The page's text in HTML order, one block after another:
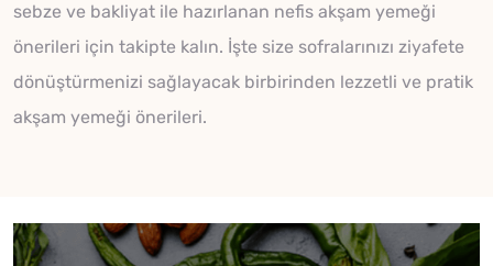
sebze ve bakliyat ile hazırlanan nefis akşam yemeği
önerileri için takipte kalın. İşte size sofralarınızı ziyafete
dönüştürmenizi sağlayacak birbirinden lezzetli ve pratik
akşam yemeği önerileri.